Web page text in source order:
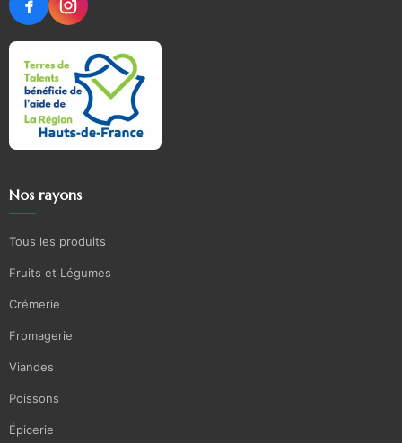
Nos rayons
Tous les produits
Fruits et Légumes
Crémerie
Fromagerie
Viandes
Poissons
Épicerie